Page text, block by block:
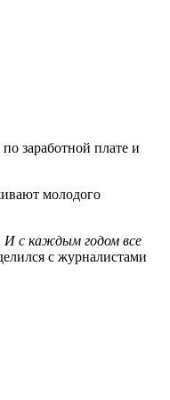
заработной плате и
молодого
И с каждым годом все
с журналистами